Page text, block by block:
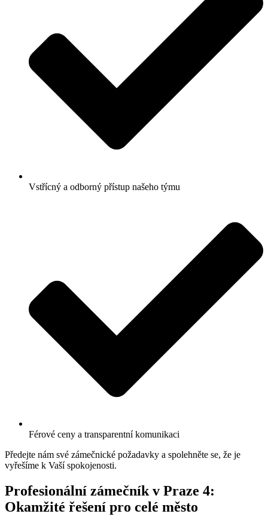
Vstřícný a odborný přístup našeho týmu
Férové ceny a transparentní komunikaci
Předejte nám své zámečnické požadavky a spolehněte se, že je
vyřešíme k Vaší spokojenosti.
Profesionální zámečník v Praze 4:
Okamžité řešení pro celé město